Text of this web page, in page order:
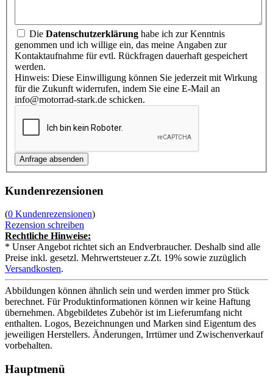
Die Datenschutzerklärung habe ich zur Kenntnis
genommen und ich willige ein, das meine Angaben zur
Kontaktaufnahme für evtl. Rückfragen dauerhaft gespeichert
werden.
Hinweis: Diese Einwilligung können Sie jederzeit mit Wirkung
für die Zukunft widerrufen, indem Sie eine E-Mail an
info@motorrad-stark.de schicken.
Kundenrezensionen
(0 Kundenrezensionen)
Rezension schreiben
Rechtliche Hinweise:
* Unser Angebot richtet sich an Endverbraucher. Deshalb sind alle
Preise inkl. gesetzl. Mehrwertsteuer z.Zt. 19% sowie zuzüglich
Versandkosten.
Abbildungen können ähnlich sein und werden immer pro Stück
berechnet. Für Produktinformationen können wir keine Haftung
übernehmen. Abgebildetes Zubehör ist im Lieferumfang nicht
enthalten. Logos, Bezeichnungen und Marken sind Eigentum des
jeweiligen Herstellers. Änderungen, Irrtümer und Zwischenverkauf
vorbehalten.
Hauptmenü